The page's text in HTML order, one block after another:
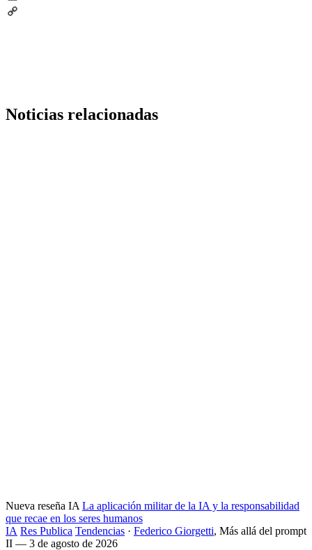
Email
Noticias relacionadas
Nueva reseña IA La aplicación militar de la IA y la responsabilidad
que recae en los seres humanos
IA Res Publica Tendencias · Federico Giorgetti, Más allá del prompt
II — 3 de agosto de 2026